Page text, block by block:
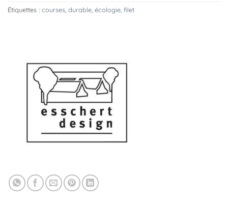
Étiquettes : courses, durable, écologie, filet